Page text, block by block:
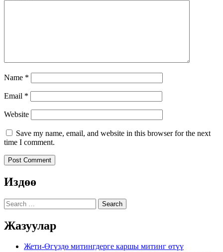
Name *
Email *
Website
Save my name, email, and website in this browser for the next
time I comment.
Издөө
Search
Жазуулар
Жети-Өгүздө митингдерге каршы митинг өтүү